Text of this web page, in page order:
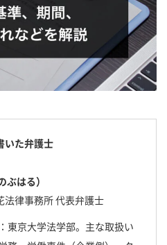
いた弁護士
ぶはる）
法律事務所 代表弁護士
東京大学法学部。主な取扱い